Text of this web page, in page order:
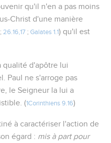
qu'il n'en a pas moins
Christ d'une manière
; 26.16,17 ; Galates 1.1) qu'il est
d'apôtre lui
Paul ne s'arroge pas
le Seigneur la lui a
(1Corinthiens 9.16)
à caractériser l'action de
égard : mis à part pour